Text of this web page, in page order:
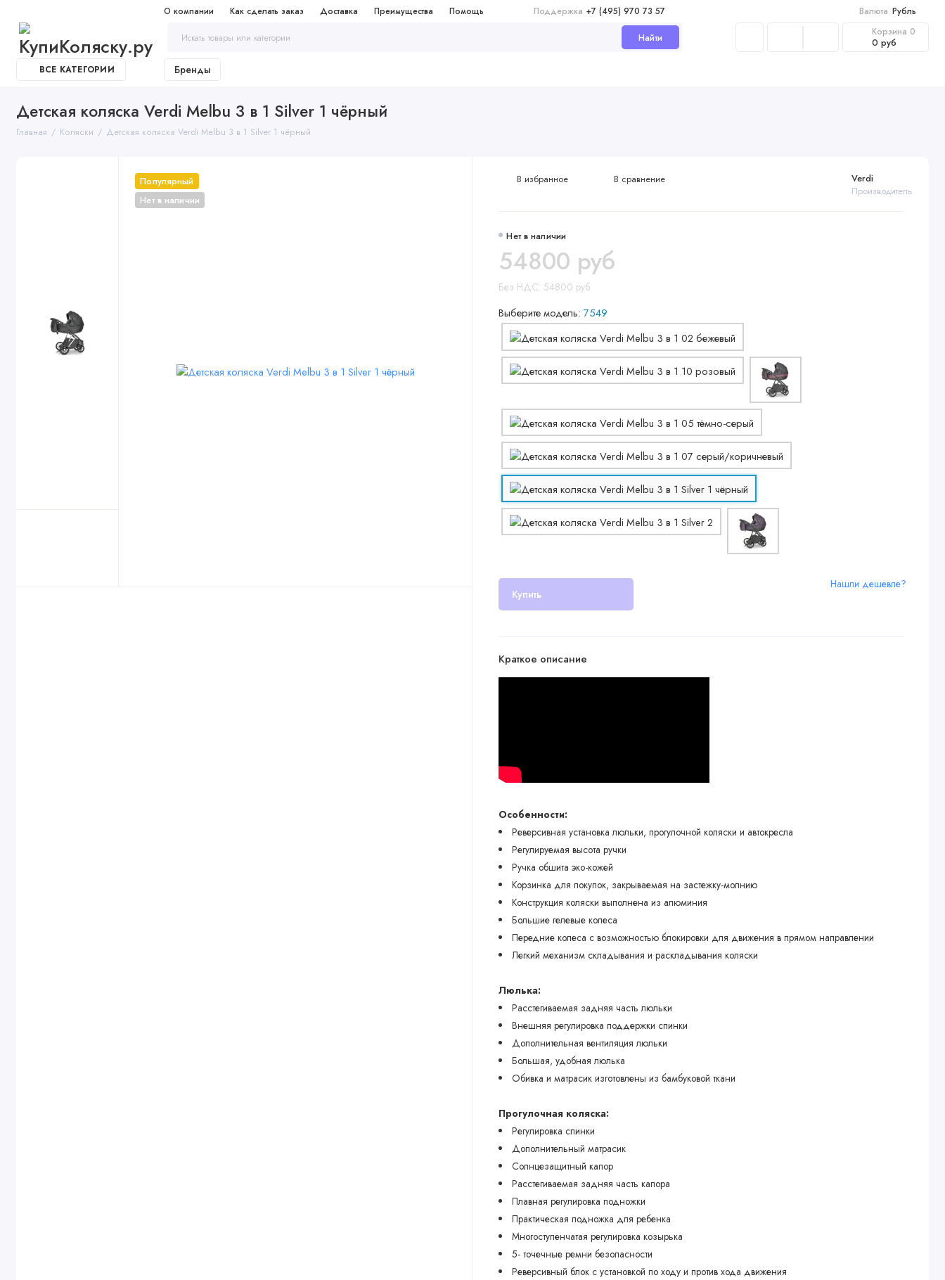
О компании Как сделать заказ Доставка Преимущества Помощь Поддержка +7 (495) 970 73 57 Валюта Рубль
Найти Корзина 0
0 руб
ВСЕ КАТЕГОРИИ Бренды
Детская коляска Verdi Melbu 3 в 1 Silver 1 чёрный
Главная Коляски Детская коляска Verdi Melbu 3 в 1 Silver 1 чёрный
Популярный
Нет в наличии
Нет в наличии
Verdi
Производитель
54800 руб
Без НДС: 54800 руб
Выберите модель: 7549
Купить
Нашли дешевле?
В избранное В сравнение
Краткое описание
Особенности:
Реверсивная установка люльки, прогулочной коляски и автокресла
Регулируемая высота ручки
Ручка обшита эко-кожей
Корзинка для покупок, закрываемая на застежку-молнию
Конструкция коляски выполнена из алюминия
Большие гелевые колеса
Передние колеса с возможностью блокировки для движения в прямом направлении
Легкий механизм складывания и раскладывания коляски
Люлька:
Расстегиваемая задняя часть люльки
Внешняя регулировка поддержки спинки
Дополнительная вентиляция люльки
Большая, удобная люлька
Обивка и матрасик изготовлены из бамбуковой ткани
Прогулочная коляска:
Pегулировка спинки
Дополнительный матрасик
Cолнцезащитный капор
Расстегиваемая задняя часть капора
Плавная регулировка подножки
Практическая подножка для ребенка
Многоступенчатая регулировка козырька
5- точечные ремни безопасности
Реверсивный блок с установкой по ходу и против хода движения